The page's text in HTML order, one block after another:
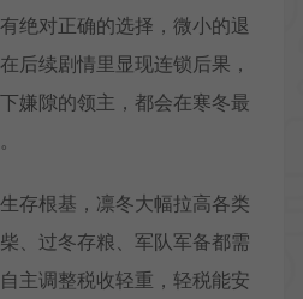
绝对正确的选择，微小的退
后续剧情里显现连锁后果，
嫌隙的领主，都会在寒冬最
存根基，凛冬大幅拉高各类
、过冬存粮、军队军备都需
主调整税收轻重，轻税能安